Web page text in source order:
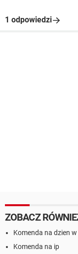
1 odpowiedzi
ZOBACZ
Komenda na dzien
Komenda na ip